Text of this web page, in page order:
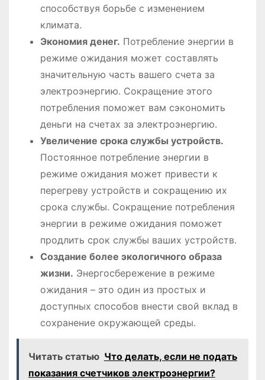
способствуя борьбе с изменением
климата.
Экономия денег. Потребление энергии в
режиме ожидания может составлять
значительную часть вашего счета за
электроэнергию. Сокращение этого
потребления поможет вам сэкономить
деньги на счетах за электроэнергию.
Увеличение срока службы устройств.
Постоянное потребление энергии в
режиме ожидания может привести к
перегреву устройств и сокращению их
срока службы. Сокращение потребления
энергии в режиме ожидания поможет
продлить срок службы ваших устройств.
Создание более экологичного образа
жизни. Энергосбережение в режиме
ожидания – это один из простых и
доступных способов внести свой вклад в
сохранение окружающей среды.
Читать статью Что делать, если не подать
показания счетчиков электроэнергии?